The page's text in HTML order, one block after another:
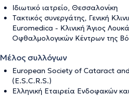
Ιδιωτικό ιατρείο, Θεσσαλονίκη
Τακτικός συνεργάτης, Γενική
Euromedica - Κλινική Άγιος
Οφθαλμολογικών Κέντρων της
Μέλος συλλόγων
European Society of Cataract
(E.S.C.R.S.)
Ελληνική Εταιρεία Ενδοφακών